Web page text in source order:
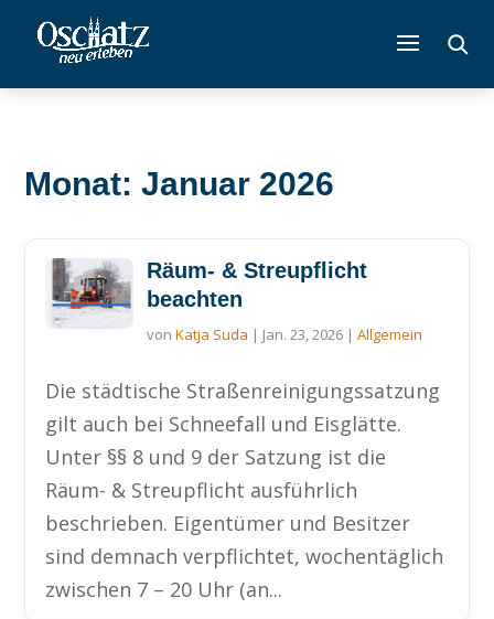
Monat: Januar 2026
Räum- & Streupflicht
beachten
vonKatja Suda | Jan. 23, 2026 |Allgemein
Die städtische Straßenreinigungssatzung
gilt auch bei Schneefall und Eisglätte.
Unter §§ 8 und 9 der Satzung ist die
Räum- & Streupflicht ausführlich
beschrieben. Eigentümer und Besitzer
sind demnach verpflichtet, wochentäglich
zwischen 7 – 20 Uhr (an...